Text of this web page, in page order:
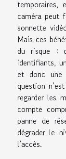
temporaires,
caméra peut
sonnette
Mais ces
du risque :
identifiants,
et donc une
question
regarder les
compte
panne de
dégrader le
l’accès.